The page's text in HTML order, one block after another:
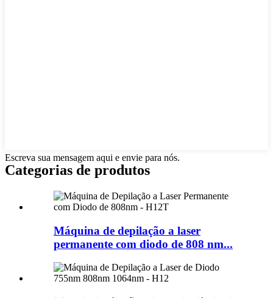
Escreva sua mensagem aqui e envie para nós.
Categorias de produtos
Máquina de depilação a laser
permanente com diodo de 808 nm...